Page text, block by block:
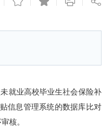
就业高校毕业生社会保险补
信息管理系统的数据库比对
核。